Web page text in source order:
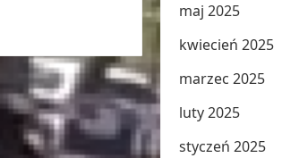
maj 2025
kwiecień 2025
marzec 2025
luty 2025
styczeń 2025